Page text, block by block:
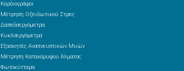
Καρδιογράφοι
Μέτρηση Οξειδωτικού Στρες
Δαπεδοεργόμετρα
Κυκλοεργόμετρα
Εξασκητές Αναπνευστικών Μυών
Μέτρηση Κατακόρυφου Άλματος
Φωτοκύτταρα